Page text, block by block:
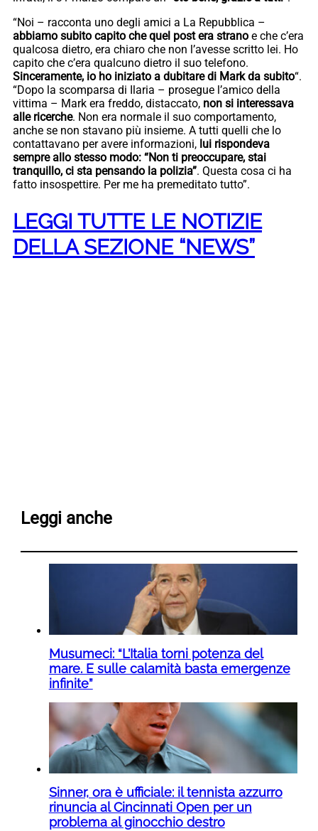
“Noi – racconta uno degli amici a La Repubblica –
abbiamo subito capito che quel post era strano e che c’era
qualcosa dietro, era chiaro che non l’avesse scritto lei. Ho
capito che c’era qualcuno dietro il suo telefono.
Sinceramente, io ho iniziato a dubitare di Mark da subito“.
“Dopo la scomparsa di Ilaria – prosegue l’amico della
vittima – Mark era freddo, distaccato, non si interessava
alle ricerche. Non era normale il suo comportamento,
anche se non stavano più insieme. A tutti quelli che lo
contattavano per avere informazioni, lui rispondeva
sempre allo stesso modo: “Non ti preoccupare, stai
tranquillo, ci sta pensando la polizia”. Questa cosa ci ha
fatto insospettire. Per me ha premeditato tutto”.
LEGGI TUTTE LE NOTIZIE
DELLA SEZIONE “NEWS”
Leggi anche
Musumeci: “L’Italia torni potenza del
mare. E sulle calamità basta emergenze
infinite”
Sinner, ora è ufficiale: il tennista azzurro
rinuncia al Cincinnati Open per un
problema al ginocchio destro